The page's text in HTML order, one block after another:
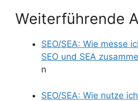
Weiterführende
SEO/SEA: Wie messe
SEO und SEA
n
SEO/SEA: Wie nutze